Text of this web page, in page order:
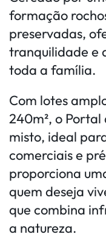
formação
preservadas,
tranquilidade e
toda a família.
Com lotes
240m², o
misto, ideal
comerciais e
proporciona
quem deseja
que combina
a natureza.